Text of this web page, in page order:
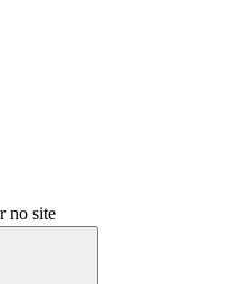
no site